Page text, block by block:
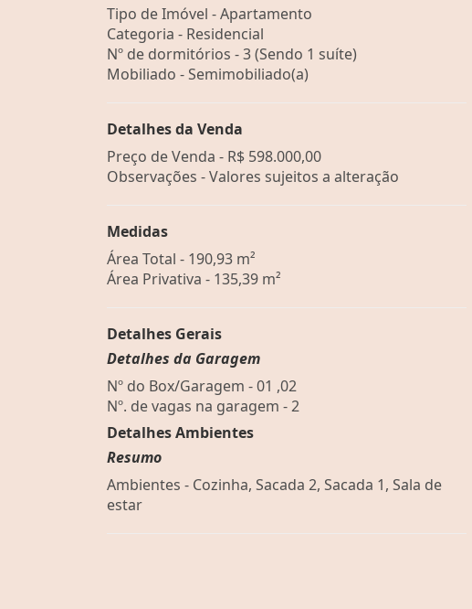
Tipo de Imóvel - Apartamento
Categoria - Residencial
Nº de dormitórios - 3 (Sendo 1 suíte)
Mobiliado - Semimobiliado(a)
Detalhes da Venda
Preço de Venda - R$ 598.000,00
Observações - Valores sujeitos a alteração
Medidas
Área Total - 190,93 m²
Área Privativa - 135,39 m²
Detalhes Gerais
Detalhes da Garagem
Nº do Box/Garagem - 01 ,02
Nº. de vagas na garagem - 2
Detalhes Ambientes
Resumo
Ambientes - Cozinha, Sacada 2, Sacada 1, Sala de
estar